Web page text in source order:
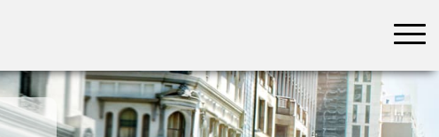
בחר תתקטגוריה בחר מיקום
הכל